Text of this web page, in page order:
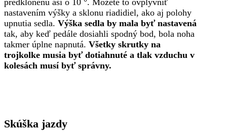
nastavením výšky a sklonu riadidiel, ako aj polohy
upnutia sedla. Výška sedla by mala byť nastavená
tak, aby keď pedále dosiahli spodný bod, bola noha
takmer úplne napnutá. Všetky skrutky na
trojkolke musia byť dotiahnuté a tlak vzduchu v
kolesách musí byť správny.
Skúška jazdy